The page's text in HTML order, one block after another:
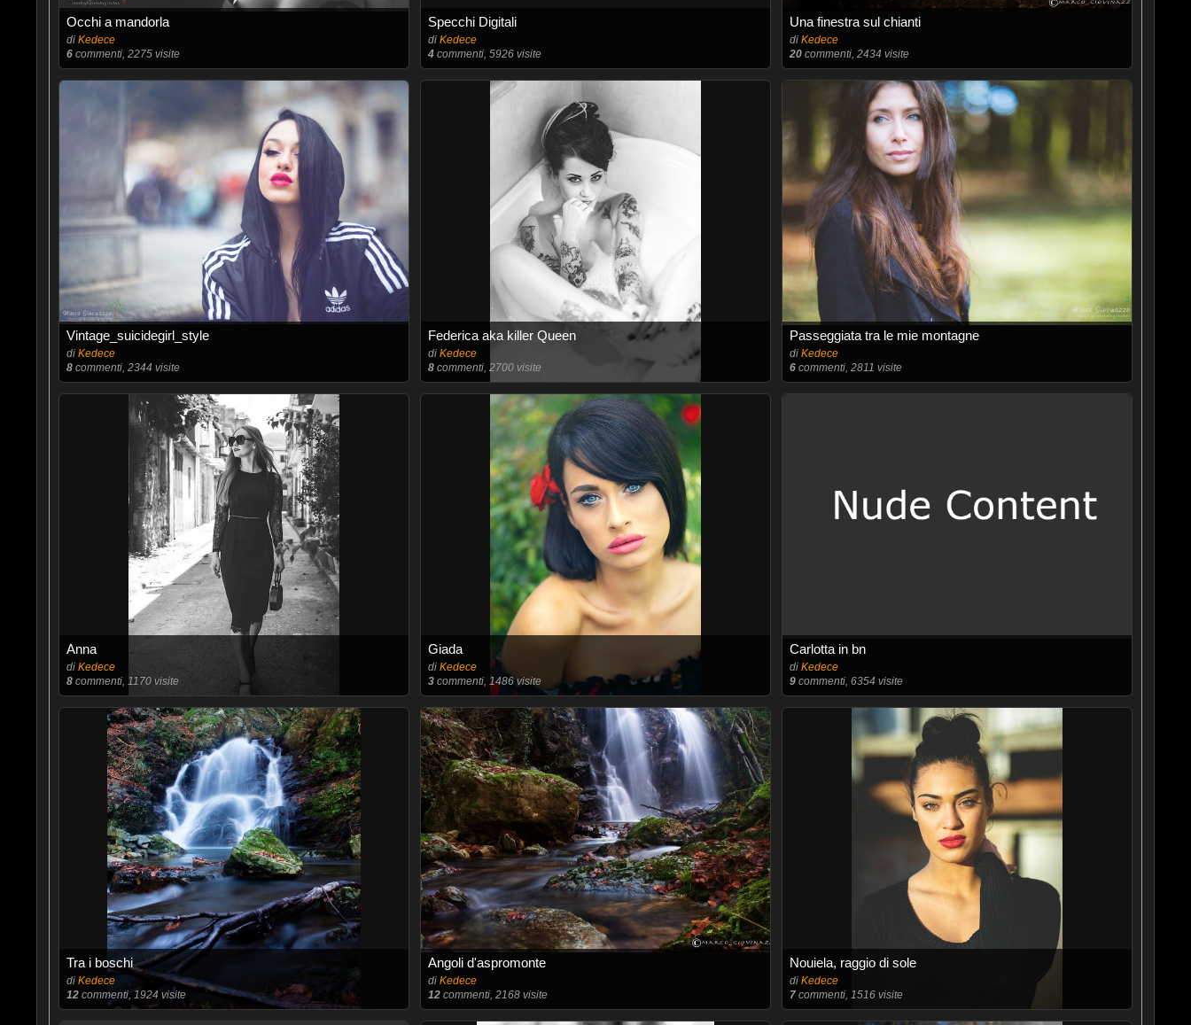
Occhi a mandorla
di Kedece
6commenti, 2275 visite
Specchi Digitali
di Kedece
4commenti, 5926 visite
Una finestra sul chianti
diKedece
20 commenti, 2434 visite
Vintage_suicidegirl_style
di Kedece
8commenti, 2344 visite
Federica aka killer Queen
di Kedece
8commenti, 2700 visite
Passeggiata tra le mie montagne
diKedece
6 commenti, 2811 visite
Anna
di Kedece
8commenti, 1170 visite
Giada
di Kedece
3commenti, 1486 visite
Carlotta in bn
diKedece
9 commenti, 6354 visite
Tra i boschi
di Kedece
12commenti, 1924 visite
Angoli d'aspromonte
di Kedece
12commenti, 2168 visite
Nouiela, raggio di sole
diKedece
7 commenti, 1516 visite